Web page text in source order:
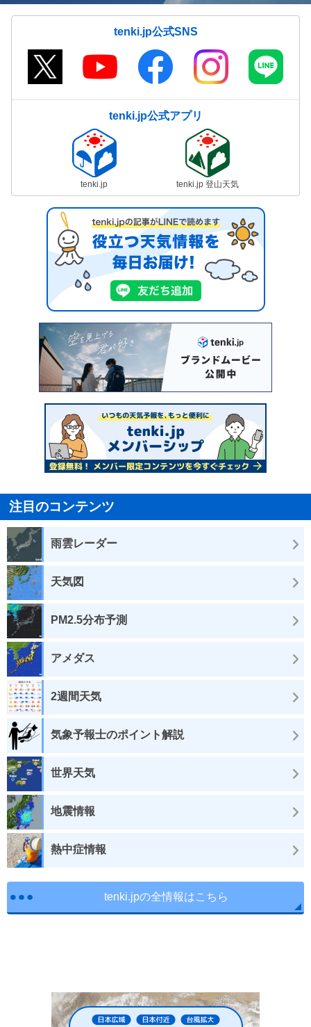
tenki.jp公式SNS
tenki.jp公式アプリ
tenki.jp tenki.jp 登山天気
注目のコンテンツ
雨雲レーダー
天気図
PM2.5分布予測
アメダス
2週間天気
気象予報士のポイント解説
世界天気
地震情報
熱中症情報
tenki.jpの全情報はこちら